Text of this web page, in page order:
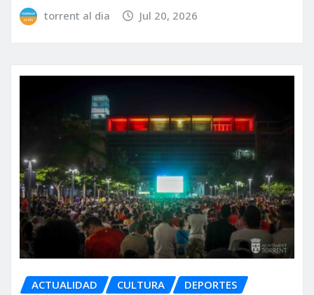
torrent al dia Jul 20, 2026
ACTUALIDAD CULTURA DEPORTES